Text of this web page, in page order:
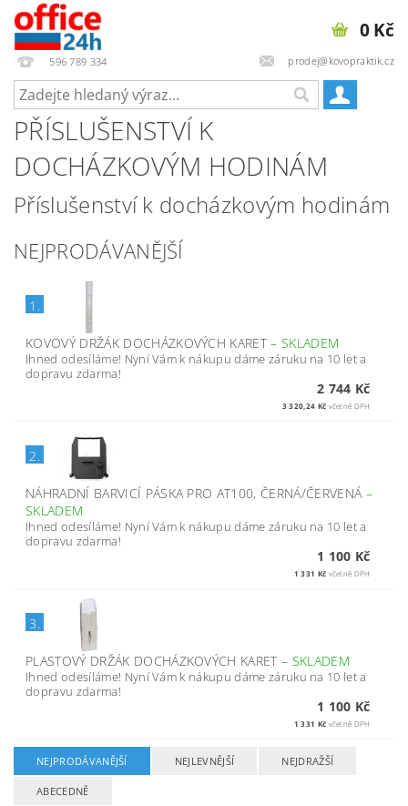
596 789 334 prodej@kovopraktik.cz
0 Kč
PŘÍSLUŠENSTVÍ K
DOCHÁZKOVÝM HODINÁM
Příslušenství k docházkovým hodinám
NEJPRODÁVANĚJŠÍ
1.
KOVOVÝ DRŽÁK DOCHÁZKOVÝCH KARET–SKLADEM
Ihned odesíláme! Nyní Vám k nákupu dáme záruku na 10 let a
dopravu zdarma!
2 744 Kč
3 320,24 Kč včetně DPH
2.
NÁHRADNÍ BARVICÍ PÁSKA PRO AT100, ČERNÁ/ČERVENÁ –
SKLADEM
Ihned odesíláme! Nyní Vám k nákupu dáme záruku na 10 let a
dopravu zdarma!
1 100 Kč
1 331 Kč včetně DPH
3.
PLASTOVÝ DRŽÁK DOCHÁZKOVÝCH KARET– SKLADEM
Ihned odesíláme! Nyní Vám k nákupu dáme záruku na 10 let a
dopravu zdarma!
1 100 Kč
1 331 Kč včetně DPH
NEJPRODÁVANĚJŠÍ NEJLEVNĚJŠÍ NEJDRAŽŠÍ
ABECEDNĚ